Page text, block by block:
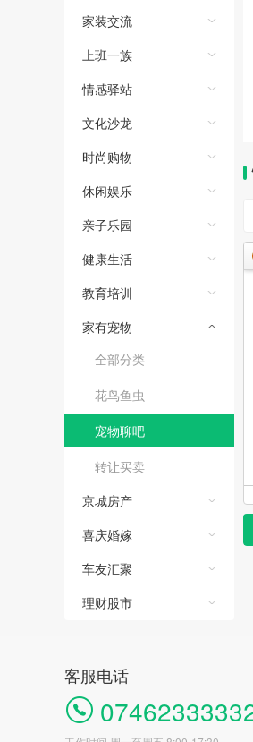
家装交流
上班一族
情感驿站
文化沙龙
时尚购物
休闲娱乐
亲子乐园
健康生活
教育培训
家有宠物
全部分类
花鸟鱼虫
宠物聊吧
转让买卖
京城房产
喜庆婚嫁
车友汇聚
理财股市
客服电话